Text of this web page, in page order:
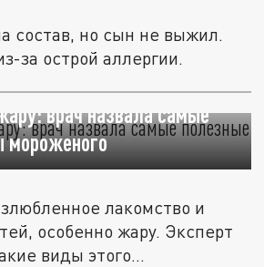
состав, но сын не выжил.
за острой аллергии.
врач назвала самые
мороженого
лакомство и
особенно жару. Эксперт
виды этого...